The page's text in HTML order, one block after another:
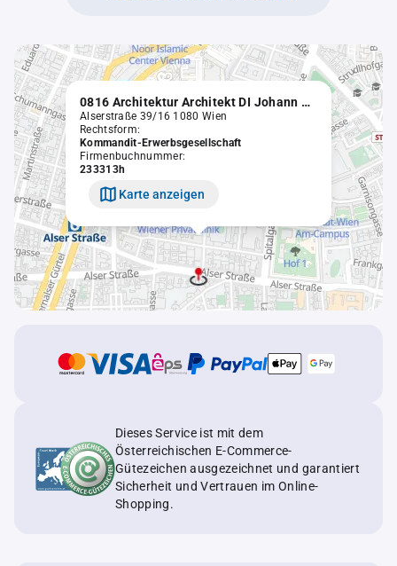
0816 Architektur Architekt DI Johann LETTNER & Co. ZT KEG
Alserstraße 39/16 1080 Wien
Rechtsform:
Kommandit-Erwerbsgesellschaft
Firmenbuchnummer:
233313h
Karte anzeigen
Dieses Service ist mit dem
Österreichischen E-Commerce-
Gütezeichen ausgezeichnet und garantiert
Sicherheit und Vertrauen im Online-
Shopping.